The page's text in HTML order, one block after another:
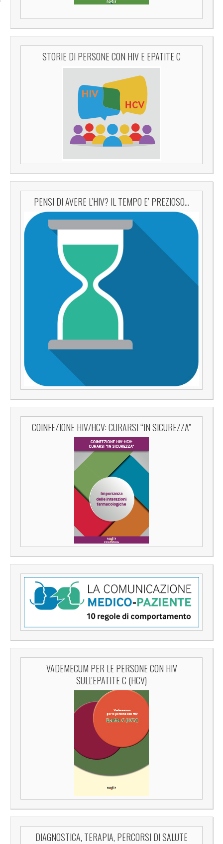
STORIE DI PERSONE CON HIV E EPATITE C
PENSI DI AVERE L’HIV? IL TEMPO E’ PREZIOSO…
COINFEZIONE HIV/HCV: CURARSI “IN SICUREZZA”
VADEMECUM PER LE PERSONE CON HIV
SULL'EPATITE C (HCV)
DIAGNOSTICA, TERAPIA, PERCORSI DI SALUTE